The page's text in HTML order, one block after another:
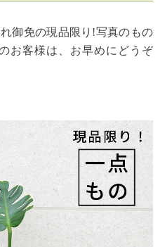
御免の現品限り!写真のもの
お客様は、お早めにどうぞ